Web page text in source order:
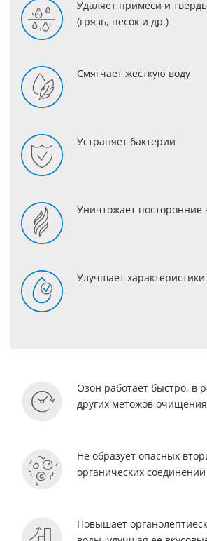
Удаляет примеси и
(грязь, песок и др.)
Смягчает жесткую воду
Устраняет бактерии
Уничтожает посторонние
Улучшает
Озон работает быстро, в
других метожов очищения
Не образует опасных
органических соединений
Повышает